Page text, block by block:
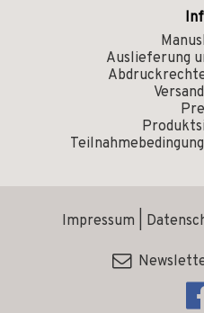
Auslieferung
Impressum